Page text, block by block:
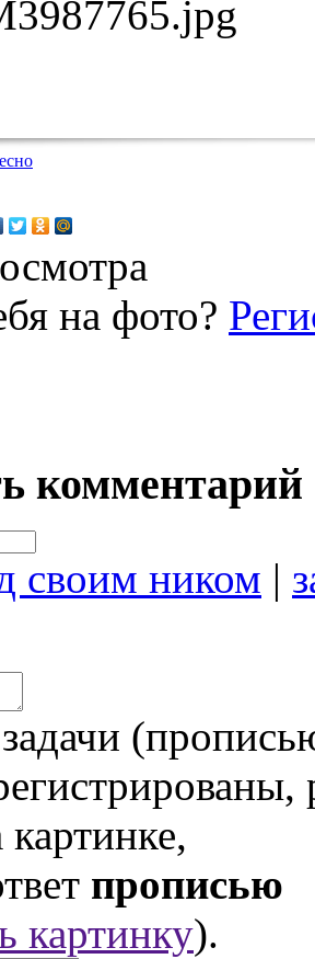
на фото?
комментарий
своим ником |
картинке,
прописью
картинку).